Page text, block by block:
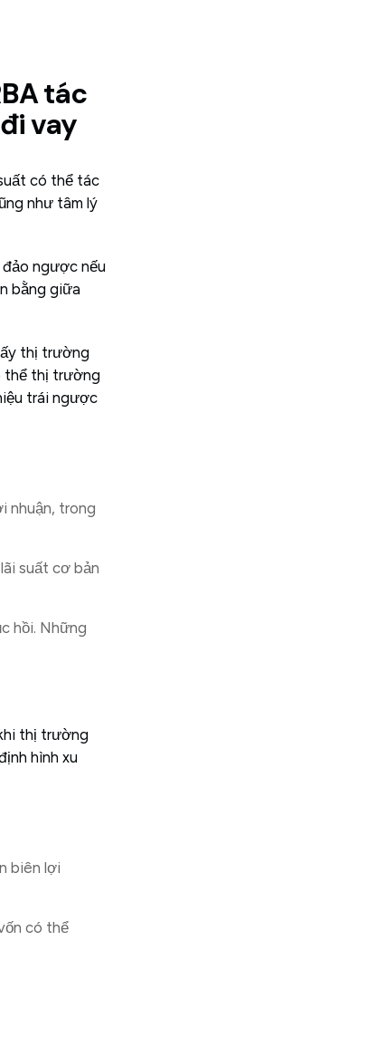
tác
vay
có thể tác
như tâm lý
ngược nếu
bằng giữa
thị trường
thể thị trường
trái ngược
nhuận, trong
suất cơ bản
hồi. Những
thị trường
hình xu
biên lợi
có thể